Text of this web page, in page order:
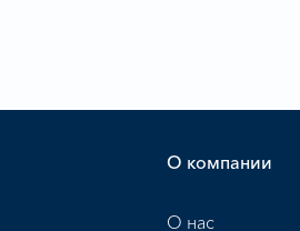
О компании
О нас